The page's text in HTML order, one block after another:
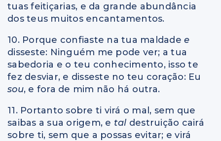
tuas feitiçarias, e da grande abundância
dos teus muitos encantamentos.
10. Porque confiaste na tua maldade e
disseste: Ninguém me pode ver; a tua
sabedoria e o teu conhecimento, isso te
fez desviar, e disseste no teu coração: Eu
sou, e fora de mim não há outra.
11. Portanto sobre ti virá o mal, sem que
saibas a sua origem, e tal destruição cairá
sobre ti, sem que a possas evitar; e virá